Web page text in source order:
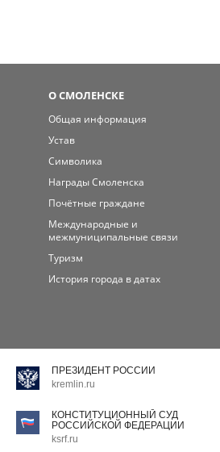
О СМОЛЕНСКЕ
Общая информация
Устав
Символика
Награды Смоленска
Почётные граждане
Международные и
межмуниципальные связи
Туризм
История города в датах
ПРЕЗИДЕНТ РОССИИ
kremlin.ru
КОНСТИТУЦИОННЫЙ СУД
РОССИЙСКОЙ ФЕДЕРАЦИИ
ksrf.ru